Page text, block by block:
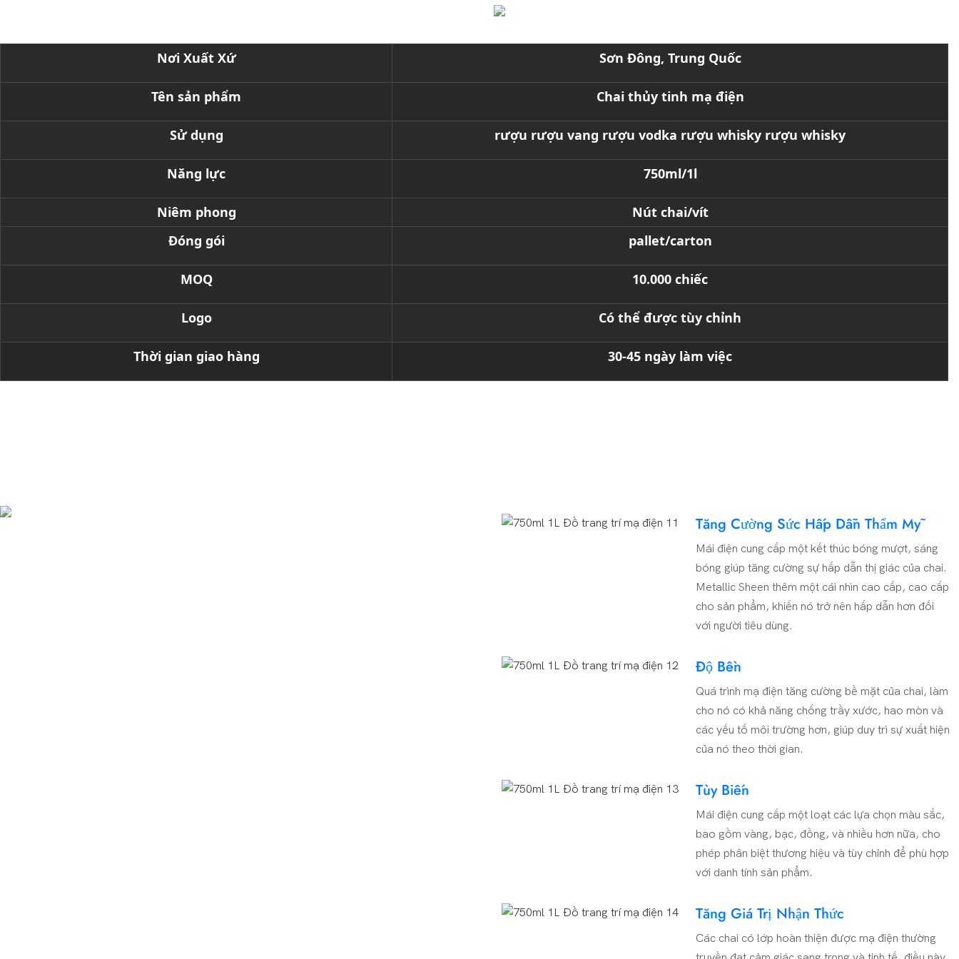
Nơi Xuất Xứ Sơn Đông, Trung Quốc
Tên sản phẩm Chai thủy tinh mạ điện
Sử dụng rượu rượu vang rượu vodka rượu whisky rượu whisky
Năng lực 750ml/1l
Niêm phong
Nút chai/vít
Đóng gói
pallet/carton
MOQ 10.000 chiếc
Logo Có thể được tùy chỉnh
Thời gian giao hàng 30-45 ngày làm việc
Tăng Cường Sức Hấp Dẫn Thẩm Mỹ
Mái điện cung cấp một kết thúc bóng mượt, sáng
bóng giúp tăng cường sự hấp dẫn thị giác của chai.
Metallic Sheen thêm một cái nhìn cao cấp, cao cấp
cho sản phẩm, khiến nó trở nên hấp dẫn hơn đối
với người tiêu dùng.
Độ Bền
Quá trình mạ điện tăng cường bề mặt của chai, làm
cho nó có khả năng chống trầy xước, hao mòn và
các yếu tố môi trường hơn, giúp duy trì sự xuất hiện
của nó theo thời gian.
Tùy Biến
Mái điện cung cấp một loạt các lựa chọn màu sắc,
bao gồm vàng, bạc, đồng, và nhiều hơn nữa, cho
phép phân biệt thương hiệu và tùy chỉnh để phù hợp
với danh tính sản phẩm.
Tăng Giá Trị Nhận Thức
Các chai có lớp hoàn thiện được mạ điện thường